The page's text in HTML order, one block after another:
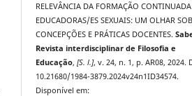
RELEVÂNCIA DA FORMAÇÃO
EDUCADORAS/ES SEXUAIS: UM OLHAR
CONCEPÇÕES E PRÁTICAS DOCENTES.
Revista interdisciplinar de Filosofia e
Educação,[S. l.], v. 24, n. 1, p. AR08, 2024.
10.21680/1984-3879.2024v24n1ID34574.
Disponível em: